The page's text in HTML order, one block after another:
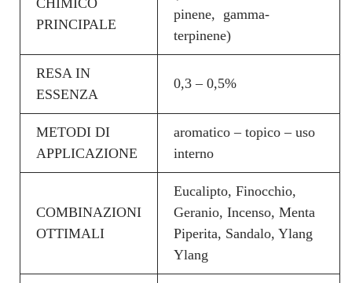
PRINCIPALE
pinene, gamma-
terpinene)
RESA IN
ESSENZA
0,3 – 0,5%
METODI DI
APPLICAZIONE
aromatico – topico – uso
interno
COMBINAZIONI
OTTIMALI
Eucalipto, Finocchio,
Geranio, Incenso, Menta
Piperita, Sandalo, Ylang
Ylang